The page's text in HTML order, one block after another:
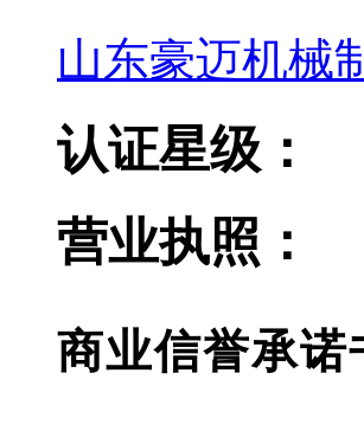
山东豪迈机械
认证星级：
营业执照：
商业信誉承诺